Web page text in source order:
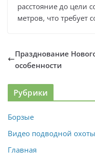
расстояние до цели
метров, что требует
Празднование
особенности
Рубрики
Борзые
Видео подводной охоты
Главная